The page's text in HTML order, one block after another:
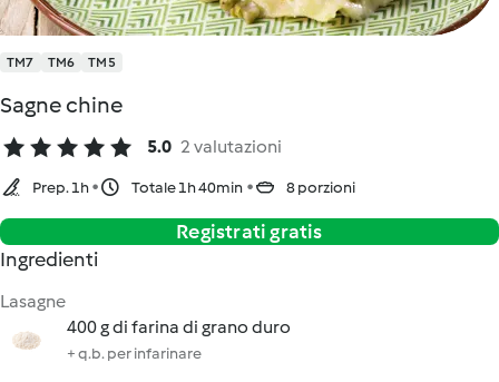
TM7 TM6 TM5
Sagne chine
5.0 2 valutazioni
Prep. 1h Totale 1h 40min 8 porzioni
Registrati gratis
Ingredienti
Lasagne
400 g di farina di grano duro
+ q.b. per infarinare